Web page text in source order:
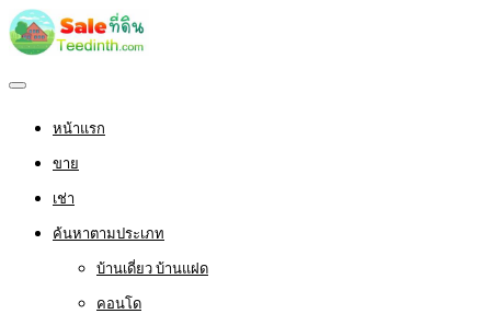
หน้าแรก
ขาย
เช่า
ค้นหาตามประเภท
บ้านเดี่ยว บ้านแฝด
คอนโด